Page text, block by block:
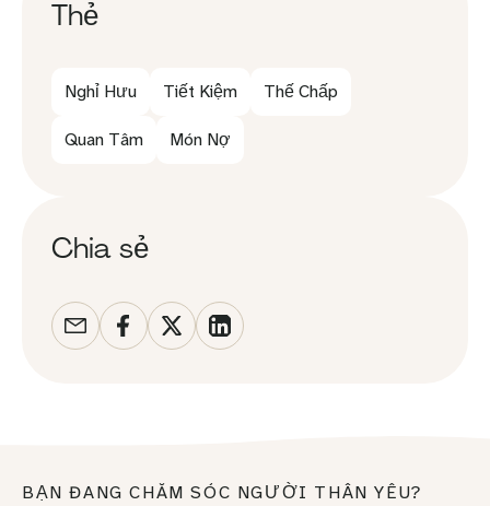
Thẻ
Nghỉ Hưu Tiết Kiệm Thế Chấp
Quan Tâm Món Nợ
Chia sẻ
BẠN ĐANG CHĂM SÓC NGƯỜI THÂN YÊU?